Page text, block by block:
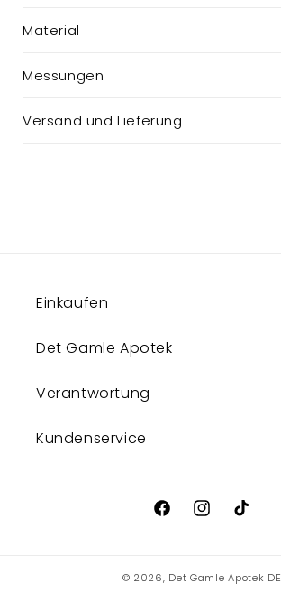
Material
Messungen
Versand und Lieferung
Einkaufen
Det Gamle Apotek
Verantwortung
Kundenservice
FacebookInstagram
TikTok
© 2026, Det Gamle Apotek DE